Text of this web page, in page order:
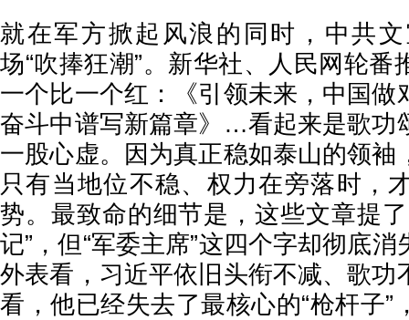
就在军方掀起风浪的同时，中共
场“吹捧狂潮”。新华社、人民网轮番
一个比一个红：《引领未来，中国做
奋斗中谱写新篇章》…看起来是歌功
一股心虚。因为真正稳如泰山的领袖
只有当地位不稳、权力在旁落时，
势。最致命的细节是，这些文章提
记”，但“军委主席”这四个字却彻底
外表看，习近平依旧头衔不减、歌功
看，他已经失去了最核心的“枪杆子”